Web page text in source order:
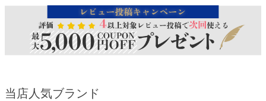
当店人気ブランド